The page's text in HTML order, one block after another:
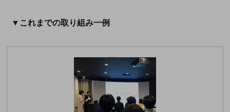
▼これまでの取り組み一例